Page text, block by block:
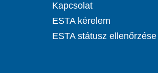
Kapcsolat
ESTA kérelem
ESTA státusz ellenőrzése